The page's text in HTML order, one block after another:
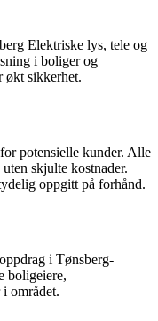
Elektriske lys, tele og
i boliger og
økt sikkerhet.
potensielle kunder. Alle
skjulte kostnader.
oppgitt på forhånd.
i Tønsberg-
boligeiere,
området.